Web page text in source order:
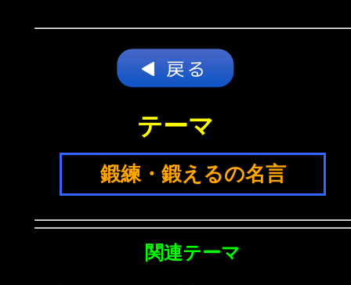
テーマ
鍛練・鍛えるの名言
関連テーマ